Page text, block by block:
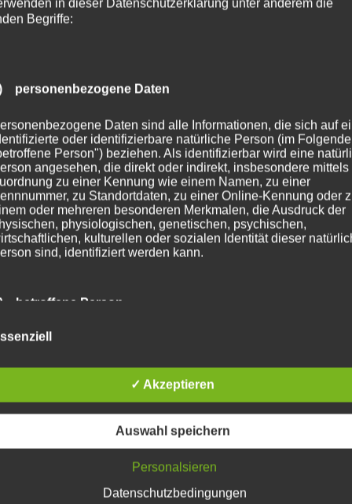
in dieser Datenschutzerklärung unter anderem die
Begriffe:
personenbezogene Daten
Daten sind alle Informationen, die sich auf
oder identifizierbare natürliche Person (im
Person") beziehen. Als identifizierbar wird eine
angesehen, die direkt oder indirekt, insbesondere mittels
zu einer Kennung wie einem Namen, zu einer
zu Standortdaten, zu einer Online-Kennung oder
oder mehreren besonderen Merkmalen, die Ausdruck der
physiologischen, genetischen, psychischen,
kulturellen oder sozialen Identität dieser
sind, identifiziert werden kann.
betroffene Person
Person ist jede identifizierte oder identifizierbare
verarbeitet werden.
Verarbeitung
Vorgang oder jede solche Vorgangsreihe im
die Organisation, das Ordnen, die Speicherung, die
✓ Akzeptieren
Auswahl speichern
Personalsieren
Datenschutzbedingungen